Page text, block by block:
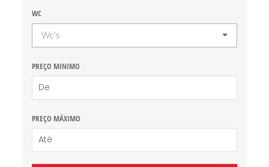
WC
Wc's
PREÇO MINIMO
PREÇO MÁXIMO